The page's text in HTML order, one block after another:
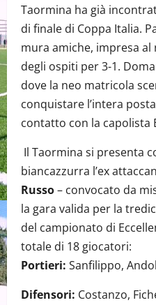
Taormina ha già
di finale di Coppa Italia.
mura amiche, impresa
degli ospiti per 3-1.
dove la neo matricola
conquistare l’intera
contatto con la capolista
Il Taormina si presenta
biancazzurra l’ex
Russo– convocato da
la gara valida per la
del campionato di
totale di 18 giocatori:
Portieri: Sanfilippo,
Difensori: Costanzo,